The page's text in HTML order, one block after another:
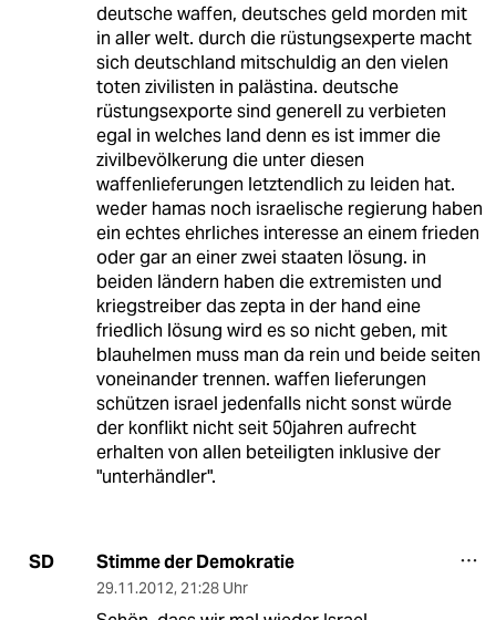
deutsche waffen, deutsches geld morden mit
in aller welt. durch die rüstungsexperte macht
sich deutschland mitschuldig an den vielen
toten zivilisten in palästina. deutsche
rüstungsexporte sind generell zu verbieten
egal in welches land denn es ist immer die
zivilbevölkerung die unter diesen
waffenlieferungen letztendlich zu leiden hat.
weder hamas noch israelische regierung haben
ein echtes ehrliches interesse an einem frieden
oder gar an einer zwei staaten lösung. in
beiden ländern haben die extremisten und
kriegstreiber das zepta in der hand eine
friedlich lösung wird es so nicht geben, mit
blauhelmen muss man da rein und beide seiten
voneinander trennen. waffen lieferungen
schützen israel jedenfalls nicht sonst würde
der konflikt nicht seit 50jahren aufrecht
erhalten von allen beteiligten inklusive der
"unterhändler".
SD Stimme der Demokratie
29.11.2012, 21:28 Uhr